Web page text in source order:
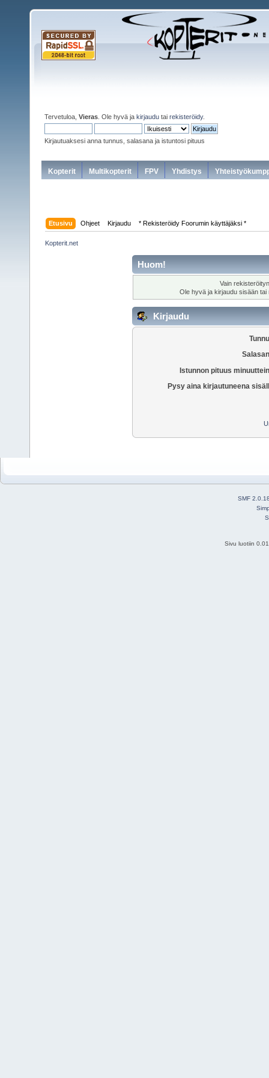
Tervetuloa, Vieras . Ole hyvä ja kirjaudu tai rekisteröidy.
Kirjautuaksesi anna tunnus, salasana ja istuntosi pituus
Kopterit Multikopterit FPV Yhdistys
Etusivu Ohjeet Kirjaudu * Rekisteröidy Foorumin käyttäjäksi *
Kopterit.net
Huom!
Vain
Ole hyvä ja kirjaudu sisään tai
Kirjaudu
Istunnon pituus
Pysy aina kirjautuneena
SMF
Sivu luotiin